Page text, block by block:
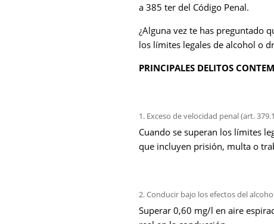
a 385 ter del Código Penal.
¿Alguna vez te has preguntado
los límites legales de alcohol o
PRINCIPALES DELITOS
Exceso de velocidad penal (art.
Cuando se superan los límites
que incluyen prisión, multa o
Conducir bajo los efectos del
Superar 0,60 mg/l en aire